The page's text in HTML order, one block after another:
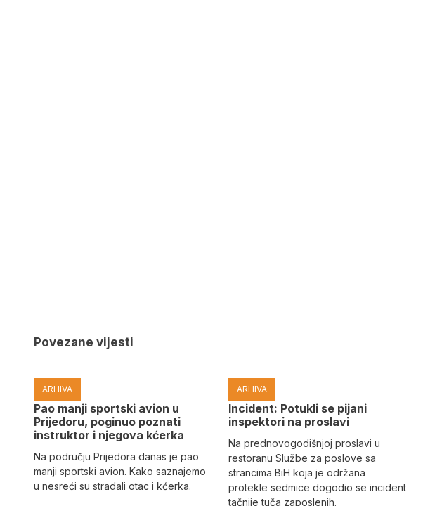
Povezane vijesti
ARHIVA
Pao manji sportski avion u
Prijedoru, poginuo poznati
instruktor i njegova kćerka
Na području Prijedora danas je pao
manji sportski avion. Kako saznajemo
u nesreći su stradali otac i kćerka.
ARHIVA
Incident: Potukli se pijani
inspektori na proslavi
Na prednovogodišnjoj proslavi u
restoranu Službe za poslove sa
strancima BiH koja je održana
protekle sedmice dogodio se incident
tačnije tuča zaposlenih.